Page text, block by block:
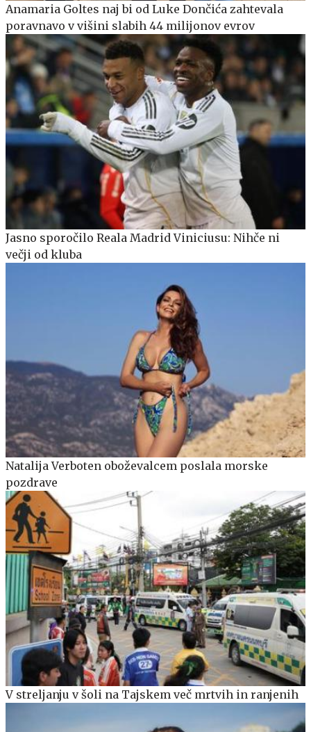
Anamaria Goltes naj bi od Luke Dončića zahtevala
poravnavo v višini slabih 44 milijonov evrov
Jasno sporočilo Reala Madrid Viniciusu: Nihče ni
večji od kluba
Natalija Verboten oboževalcem poslala morske
pozdrave
V streljanju v šoli na Tajskem več mrtvih in ranjenih